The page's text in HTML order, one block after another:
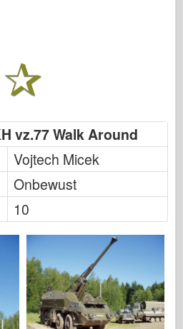
vz.77 Walk Around
Vojtech Micek
Onbewust
10